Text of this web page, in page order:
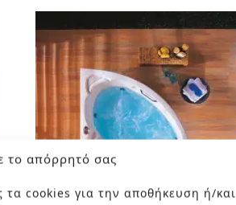
το απόρρητό σας
τα cookies για την αποθήκευση ή/και